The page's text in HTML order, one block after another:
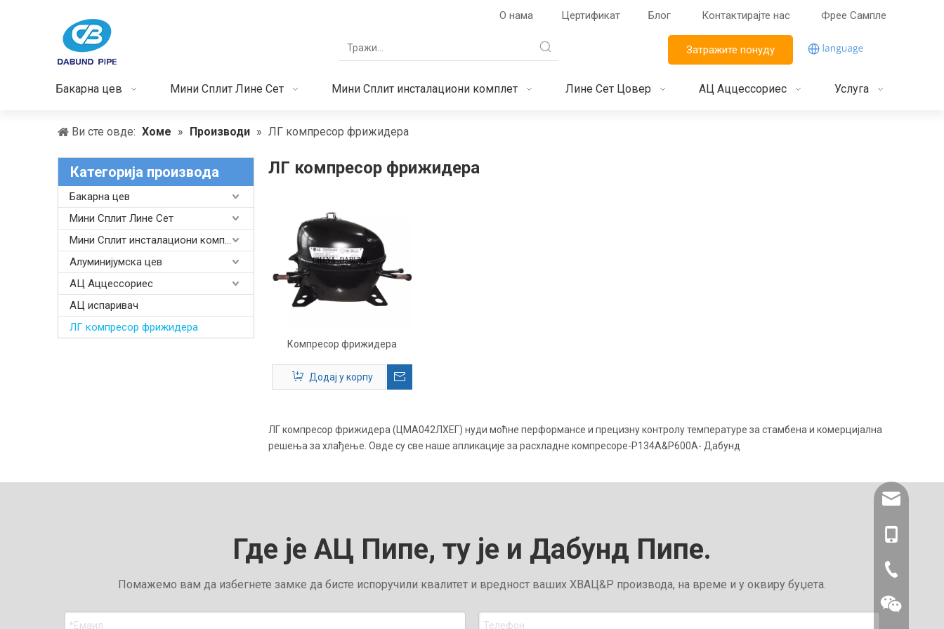
О нама Цертификат Блог Контактирајте нас Фрее Сампле
Затражите понуду
Бакарна цев Мини Сплит Лине Сет Мини Сплит инсталациони комплет Лине Сет Цовер АЦ Аццессориес Услуга
Ви сте овде: Хоме » Производи » ЛГ компресор фрижидера
Категорија производа
Бакарна цев
Мини Сплит Лине Сет
Мини Сплит инсталациони комплет
Алуминијумска цев
АЦ Аццессориес
АЦ испаривач
ЛГ компресор фрижидера
ЛГ компресор фрижидера
Компресор фрижидера
Додај у корпу
ЛГ компресор фрижидера (ЦМА042ЛХЕГ) нуди моћне перформансе и прецизну контролу температуре за стамбена и комерцијална
решења за хлађење. Овде су све наше апликације за расхладне компресоре-Р134А&Р600А- Дабунд
Где је АЦ Пипе, ту је и Дабунд Пипе.
Помажемо вам да избегнете замке да бисте испоручили квалитет и вредност ваших ХВАЦ&Р производа, на време и у оквиру буџета.
86-